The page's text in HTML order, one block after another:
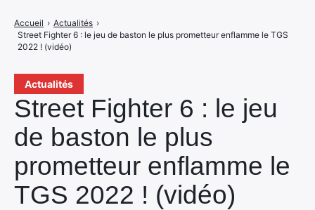
Actualités
Street Fighter 6 : le jeu
de baston le plus
prometteur enflamme le
TGS 2022 ! (vidéo)
Accueil › Actualités ›
Street Fighter 6 : le jeu de baston le plus prometteur enflamme le TGS
2022 ! (vidéo)